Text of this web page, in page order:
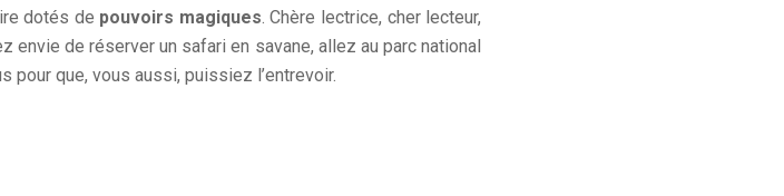
dotés de pouvoirs magiques. Chère lectrice, cher lecteur,
de réserver un safari en savane, allez au parc national
pour que, vous aussi, puissiez l’entrevoir.